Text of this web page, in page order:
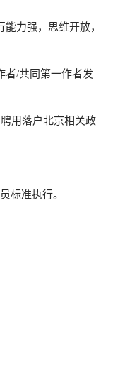
力强，思维开放，
/共同第一作者发
用落户北京相关政
标准执行。